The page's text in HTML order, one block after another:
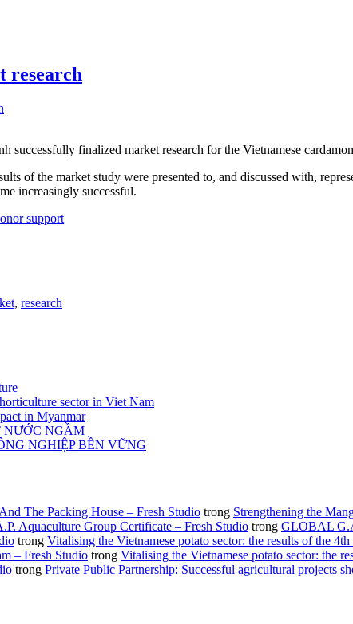
research
finalized market research for the Vietnamese
of the market study were presented to, and discussed with,
increasingly successful.
support
, research
sector in Viet Nam
in Myanmar
NƯỚC NGẦM
NGHIỆP BỀN VỮNG
The Packing House – Fresh Studio trong Strengthening the
Aquaculture Group Certificate – Fresh Studio trong GLOBAL
trong Vitalising the Vietnamese potato sector: the results of the
– Fresh Studio trong Vitalising the Vietnamese potato sector: the
trong Private Public Partnership: Successful agricultural projects